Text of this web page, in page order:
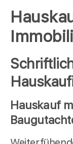
Hauskauf